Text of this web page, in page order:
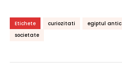
Etichete curiozitati egiptul antic
societate